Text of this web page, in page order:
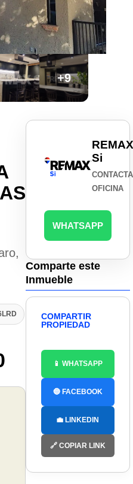
+9
REMAX
Si
OFICINA
WHATSAPP
Comparte este
Inmueble
COMPARTIR
PROPIEDAD
📱 WHATSAPP
🔵 FACEBOOK
💼 LINKEDIN
🔗 COPIAR LINK